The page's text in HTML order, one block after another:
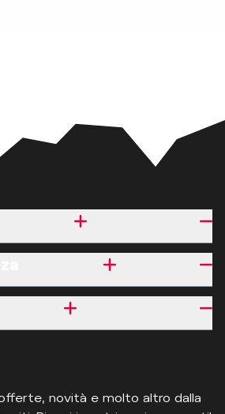
novità e molto altro dalla